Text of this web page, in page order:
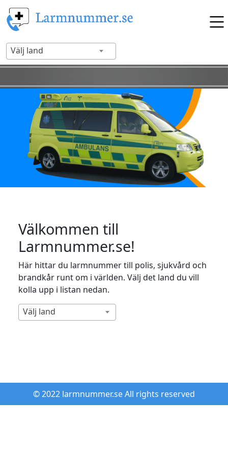
Välj land
Välkommen till
Larmnummer.se!
Här hittar du larmnummer till polis, sjukvård och
brandkår runt om i världen. Välj det land du vill
kolla upp i listan nedan.
Välj land
© 2022 larmnummer.se All rights reserved